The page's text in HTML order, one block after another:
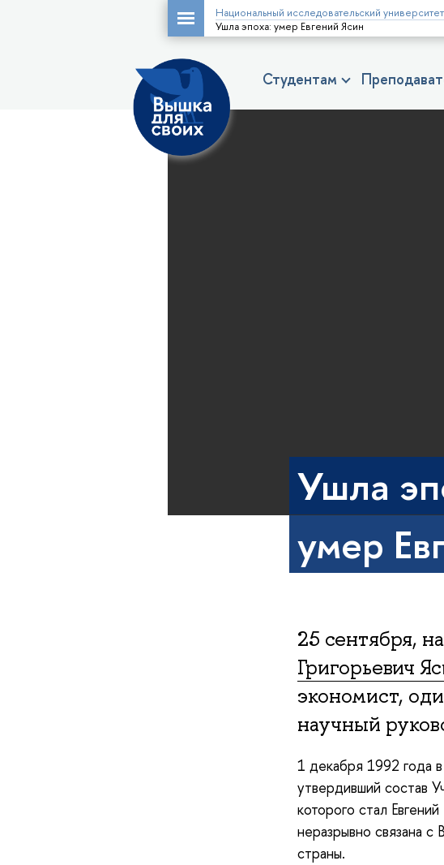
Национальный исследовательский
Ушла эпоха: умер Евгений Ясин
Студентам
Ушла
умер
25 сентября,
Григорьевич
экономист,
научный
1 декабря 1992 года
утвердивший состав
которого стал
неразрывно связана с
страны.